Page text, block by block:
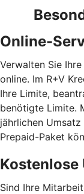
Online-
Verwalten Sie
online. Im R+V
Ihre Limite,
benötigte Limite.
jährlichen
Prepaid-Paket
Sind Ihre